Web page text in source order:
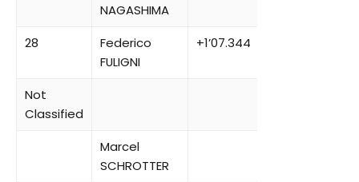
NAGASHIMA
28
Federico
FULIGNI
+1’07.344
Not
Classified
Marcel
SCHROTTER